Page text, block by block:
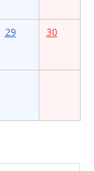
29 30